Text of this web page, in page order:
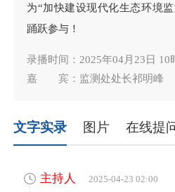
为“加快建设现代化生态环境
踊跃参与！
录播时间：2025年04月23日 10
嘉 宾：监测处处长祁明峰
文字实录 图片 在线提
主持人 2025-04-23 02:00